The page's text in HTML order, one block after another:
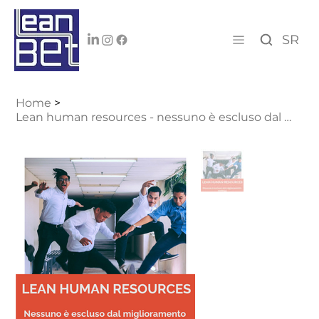
SR
Home >
Lean human resources - nessuno è escluso dal miglioramento continuo